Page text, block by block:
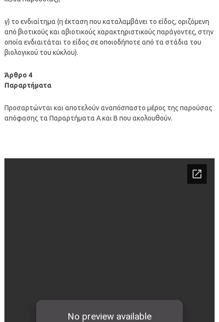
γ) το ενδιαίτημα (η έκταση που καταλαμβάνει το είδος, οριζόμενη
από βιοτικούς και αβιοτικούς χαρακτηριστικούς παράγοντες, στην
οποία ενδιαιτάται το είδος σε οποιοδήποτε από τα στάδια του
βιολογικού του κύκλου).
Άρθρο 4
Παραρτήματα
Προσαρτώνται και αποτελούν αναπόσπαστο μέρος της παρούσας
απόφασης τα Παραρτήματα Α και Β που ακολουθούν.